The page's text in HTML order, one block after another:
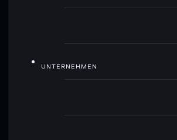
UNTERNEHMEN